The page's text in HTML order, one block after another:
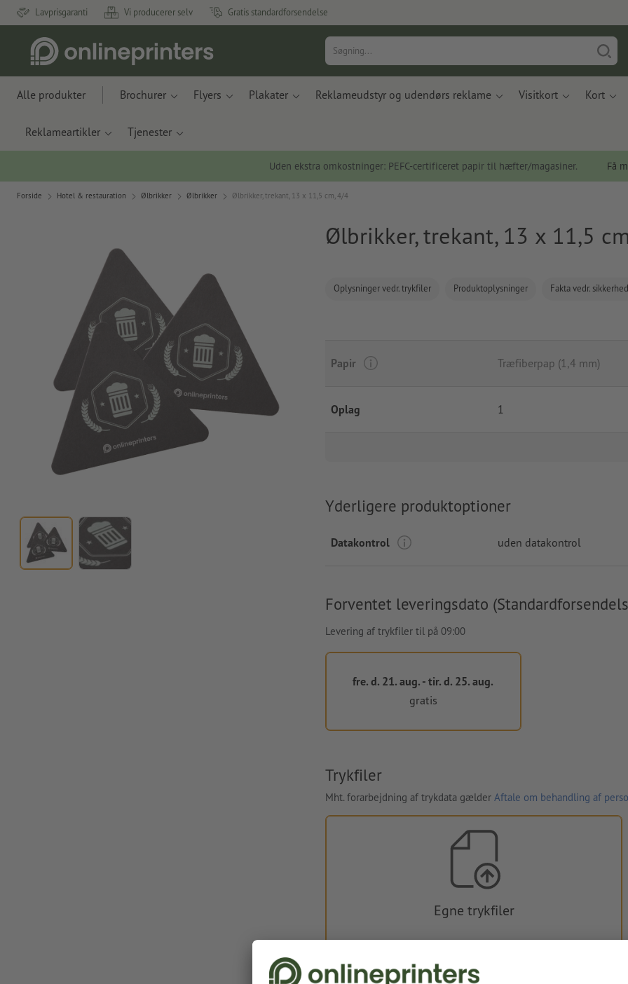
Lavprisgaranti Vi producerer selv Gratis standardforsendelse
Alle produkter Brochurer Flyers Plakater Reklameudstyr og udendørs reklame Visitkort Kort
Reklameartikler Tjenester
Uden ekstra omkostninger: PEFC-certificeret papir til hæfter/magasiner. Få
Forside Hotel & restauration Ølbrikker Ølbrikker Ølbrikker, trekant, 13 x 11,5 cm, 4/4
Ølbrikker, trekant, 13 x 11,5
Oplysninger vedr. trykfiler Produktoplysninger Fakta vedr.
Papir Træfiberpap (1,4 mm)
Oplag 1
Yderligere produktoptioner
Datakontrol uden datakontrol
Forventet leveringsdato
Levering af trykfiler til på 09:00
fre. d. 21. aug. - tir. d. 25. aug.
gratis
Trykfiler
Mht. forarbejdning af trykdata gælder Aftale om behandling af
Egne trykfiler
bestillingen.